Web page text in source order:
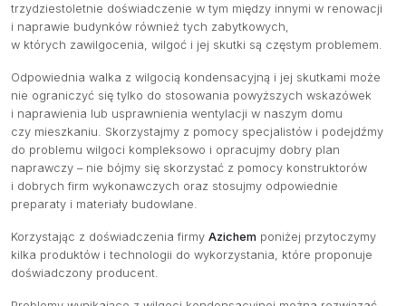
trzydziestoletnie doświadczenie w tym między innymi w renowacji
i naprawie budynków również tych zabytkowych,
w których zawilgocenia, wilgoć i jej skutki są częstym problemem.
Odpowiednia walka z wilgocią kondensacyjną i jej skutkami może
nie ograniczyć się tylko do stosowania powyższych wskazówek
i naprawienia lub usprawnienia wentylacji w naszym domu
czy mieszkaniu. Skorzystajmy z pomocy specjalistów i podejdźmy
do problemu wilgoci kompleksowo i opracujmy dobry plan
naprawczy – nie bójmy się skorzystać z pomocy konstruktorów
i dobrych firm wykonawczych oraz stosujmy odpowiednie
preparaty i materiały budowlane.
Korzystając z doświadczenia firmy Azichem poniżej przytoczymy
kilka produktów i technologii do wykorzystania, które proponuje
doświadczony producent.